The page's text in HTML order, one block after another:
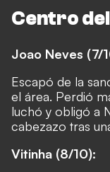
Centro
Joao Neves (7/
Escapó de la
el área. Perdió
luchó y obligó a
cabezazo tras
Vitinha (8/10):